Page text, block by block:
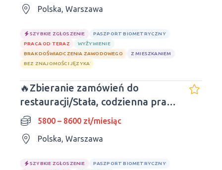
Polska, Warszawa
SZYBKIE ZGŁOSZENIE
PASZPORT BIOMETRYCZNY
PRACA OD TERAZ
WYŻYWIENIE
BRAK DOŚWIADCZENIA ZAWODOWEGO
Z MIESZKANIEM
BEZ ZNAJOMOŚCI JĘZYKA
🔥Zbieranie zamówień do
restauracji/Stała, codzienna praca
🔥
5800 – 8600 zł/miesiąc
Polska, Warszawa
SZYBKIE ZGŁOSZENIE
PASZPORT BIOMETRYCZNY